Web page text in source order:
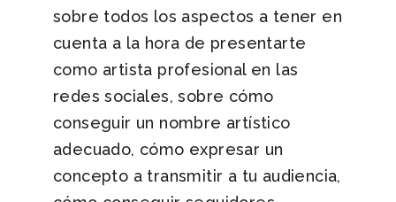
sobre todos los aspectos a tener en
cuenta a la hora de presentarte
como artista profesional en las
redes sociales, sobre cómo
conseguir un nombre artístico
adecuado, cómo expresar un
concepto a transmitir a tu audiencia,